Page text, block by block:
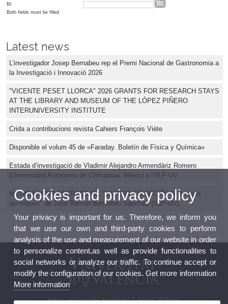
to
Both fields must be filled
Latest news
L’investigador Josep Bernabeu rep el Premi Nacional de Gastronomia a
la Investigació i Innovació 2026
"VICENTE PESET LLORCA" 2026 GRANTS FOR RESEARCH STAYS
AT THE LIBRARY AND MUSEUM OF THE LÓPEZ PIÑERO
INTERUNIVERSITY INSTITUTE
Crida a contribucions revista Cahiers François Viète
Disponible el volum 45 de «Faraday. Boletín de Física y Química»
Estada d’investigació de Vladimir Alejandro Armendáriz Romero
(Universidad Autónoma de Chihuahua, Mèxic) a l’IILP-UV
NOTICIA NOVA ENTRADA DE “SABERS EN ACCIÓ”: "Fórmules
químiques" de José Ramón Bertomeu Sánchez (IILP-UV)
Inter-university Institute López Piñero
Cookies and privacy policy
Your privacy is important for us. Therefore, we inform you
that we use our own and third-party cookies to perform
analysis of the use and measurement of our website in order
to personalize content,as well as provide functionalities to
social networks or analyze our traffic. To continue accept or
modify the configuration of our cookies. Get more information
More information